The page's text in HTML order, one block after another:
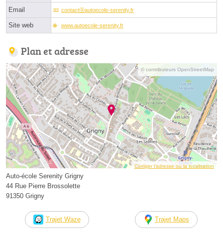
Email contactⓐautoecole-serenity.fr
Site web www.autoecole-serenity.fr
Plan et adresse
© contributeurs OpenStreetMap
Corriger l’adresse ou la localisation
Auto-école Serenity Grigny
44 Rue Pierre Brossolette
91350 Grigny
Trajet Waze Trajet Maps